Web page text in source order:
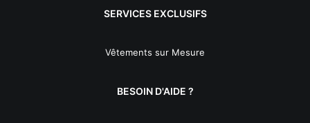
LOGIN / REGISTERSERVICES EXCLUSIFS
Vêtements sur Mesure
BESOIN D'AIDE ?